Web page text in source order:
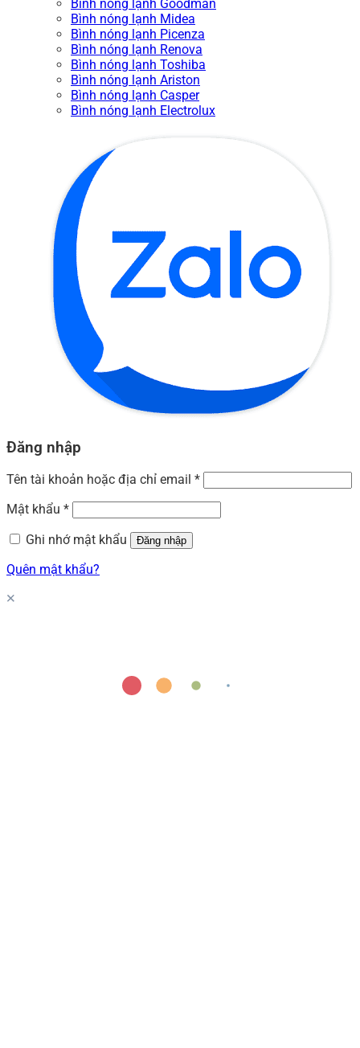
Bình nóng lạnh Goodman
Bình nóng lạnh Midea
Bình nóng lạnh Picenza
Bình nóng lạnh Renova
Bình nóng lạnh Toshiba
Bình nóng lạnh Ariston
Bình nóng lạnh Casper
Bình nóng lạnh Electrolux
Đăng nhập
Tên tài khoản hoặc địa chỉ email *
Mật khẩu *
Ghi nhớ mật khẩu
Đăng nhập
Quên mật khẩu?